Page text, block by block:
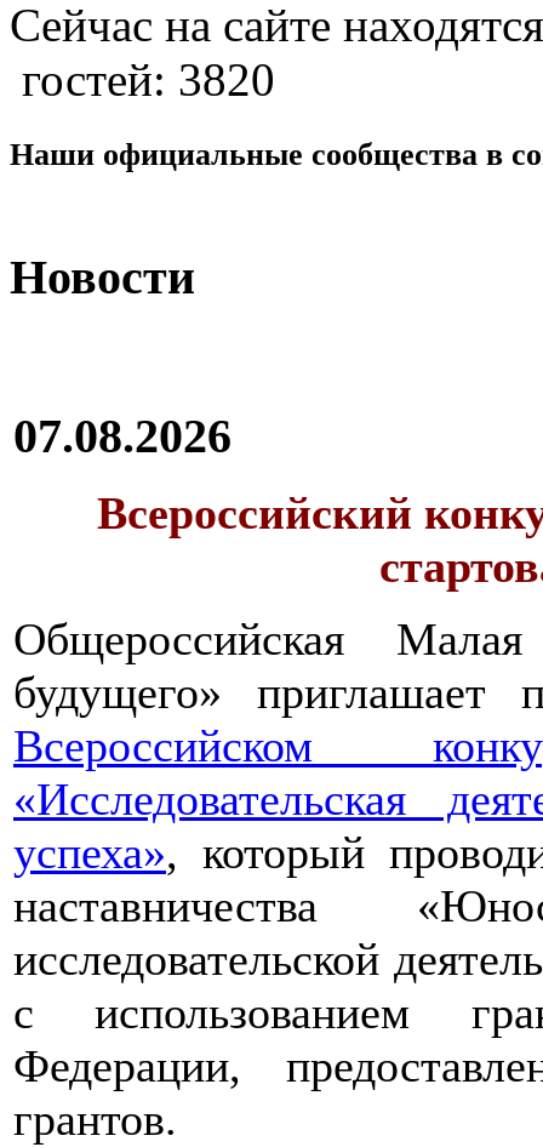
Сейчас на сайте
гостей: 3820
Наши официальные сообщества в
Новости
07.08.2026
Всероссийский
Общероссийская
будущего» приглашает
Всероссийском
«Исследовательская
успеха», который
наставничества
исследовательской
с использованием
Федерации,
грантов.